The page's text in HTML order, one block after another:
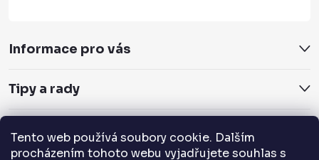
Tento web používá soubory cookie. Dalším
procházením tohoto webu vyjadřujete souhlas s
Informace pro vás
Tipy a rady
Servis a služby